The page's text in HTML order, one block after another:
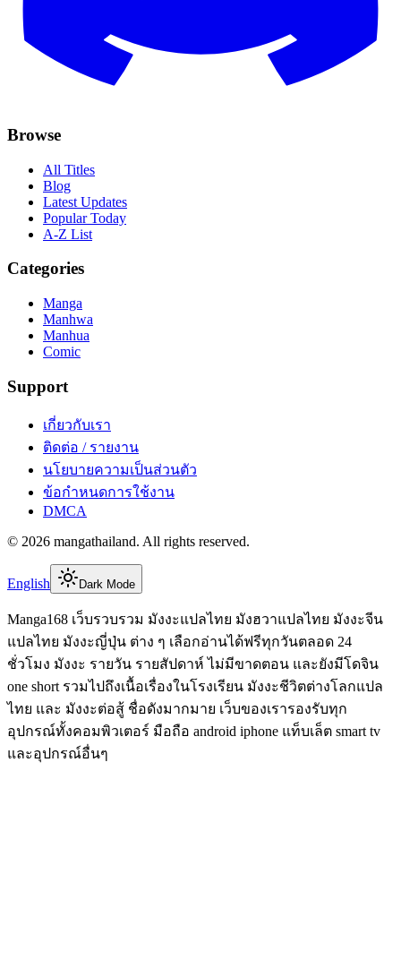
Browse
All Titles
Blog
Latest Updates
Popular Today
A-Z List
Categories
Manga
Manhwa
Manhua
Comic
Support
เกี่ยวกับเรา
ติดต่อ / รายงาน
นโยบายความเป็นส่วนตัว
ข้อกำหนดการใช้งาน
DMCA
© 2026 mangathailand. All rights reserved.
English Dark Mode
Manga168 เว็บรวบรวม มังงะแปลไทย มังฮวาแปลไทย มังงะจีน
แปลไทย มังงะญี่ปุ่น ต่าง ๆ เลือกอ่านได้ฟรีทุกวันตลอด 24
ชั่วโมง มังงะ รายวัน รายสัปดาห์ ไม่มีขาดตอน และยังมีโดจิน
one short รวมไปถึงเนื้อเรื่องในโรงเรียน มังงะชีวิตต่างโลกแปล
ไทย และ มังงะต่อสู้ ชื่อดังมากมาย เว็บของเรารองรับทุก
อุปกรณ์ทั้งคอมพิวเตอร์ มือถือ android iphone แท็บเล็ต smart tv
และอุปกรณ์อื่นๆ